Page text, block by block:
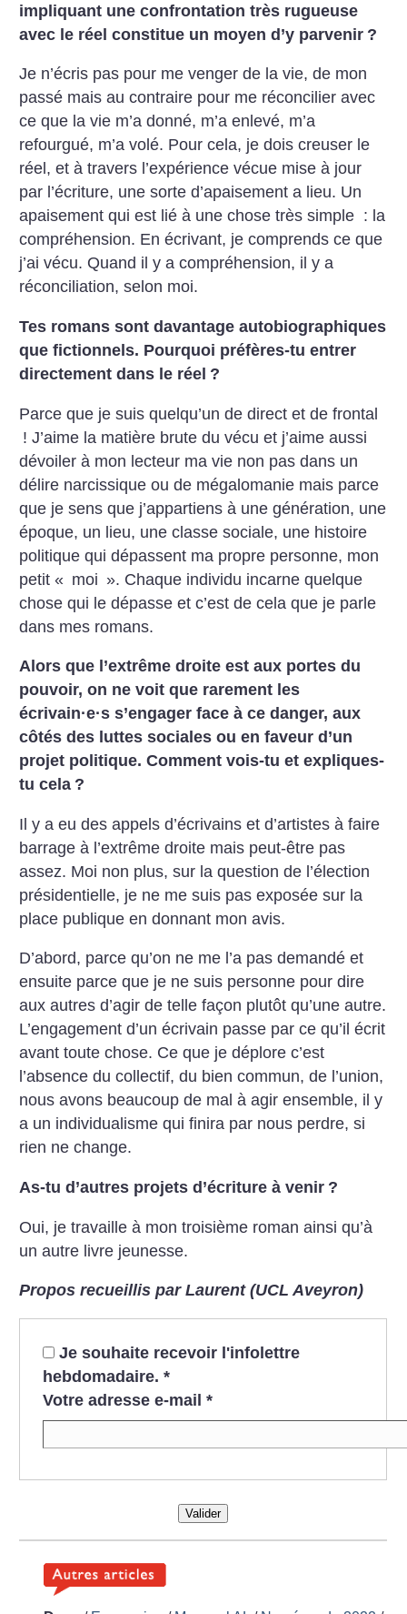
impliquant une confrontation très rugueuse
avec le réel constitue un moyen d’y parvenir ?
Je n’écris pas pour me venger de la vie, de mon
passé mais au contraire pour me réconcilier avec
ce que la vie m’a donné, m’a enlevé, m’a
refourgué, m’a volé. Pour cela, je dois creuser le
réel, et à travers l’expérience vécue mise à jour
par l’écriture, une sorte d’apaisement a lieu. Un
apaisement qui est lié à une chose très simple : la
compréhension. En écrivant, je comprends ce que
j’ai vécu. Quand il y a compréhension, il y a
réconciliation, selon moi.
Tes romans sont davantage autobiographiques
que fictionnels. Pourquoi préfères-tu entrer
directement dans le réel ?
Parce que je suis quelqu’un de direct et de frontal
! J’aime la matière brute du vécu et j’aime aussi
dévoiler à mon lecteur ma vie non pas dans un
délire narcissique ou de mégalomanie mais parce
que je sens que j’appartiens à une génération, une
époque, un lieu, une classe sociale, une histoire
politique qui dépassent ma propre personne, mon
petit « moi ». Chaque individu incarne quelque
chose qui le dépasse et c’est de cela que je parle
dans mes romans.
Alors que l’extrême droite est aux portes du
pouvoir, on ne voit que rarement les
écrivain·e·s s’engager face à ce danger, aux
côtés des luttes sociales ou en faveur d’un
projet politique. Comment vois-tu et expliques-
tu cela ?
Il y a eu des appels d’écrivains et d’artistes à faire
barrage à l’extrême droite mais peut-être pas
assez. Moi non plus, sur la question de l’élection
présidentielle, je ne me suis pas exposée sur la
place publique en donnant mon avis.
D’abord, parce qu’on ne me l’a pas demandé et
ensuite parce que je ne suis personne pour dire
aux autres d’agir de telle façon plutôt qu’une autre.
L’engagement d’un écrivain passe par ce qu’il écrit
avant toute chose. Ce que je déplore c’est
l’absence du collectif, du bien commun, de l’union,
nous avons beaucoup de mal à agir ensemble, il y
a un individualisme qui finira par nous perdre, si
rien ne change.
As-tu d’autres projets d’écriture à venir ?
Oui, je travaille à mon troisième roman ainsi qu’à
un autre livre jeunesse.
Propos recueillis par Laurent (UCL Aveyron)
Je souhaite recevoir l'infolettre
hebdomadaire. *
Votre adresse e-mail *
Valider